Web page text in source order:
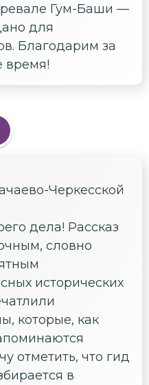
Гум-Баши —
для
Благодарим за
время!
Черкесской
дела! Рассказ
словно
исторических
которые, как
отметить, что гид
в